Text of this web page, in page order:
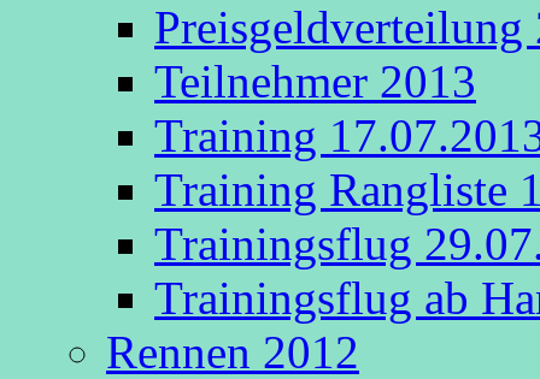
Preisgeldverteilung
Teilnehmer 2013
Training
Training Rangliste
Trainingsflug
Trainingsflug ab
Rennen 2012